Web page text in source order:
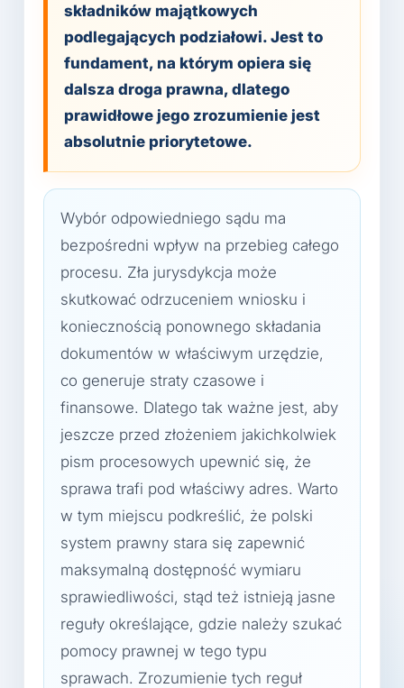
składników majątkowych
podlegających podziałowi. Jest to
fundament, na którym opiera się
dalsza droga prawna, dlatego
prawidłowe jego zrozumienie jest
absolutnie priorytetowe.
Wybór odpowiedniego sądu ma
bezpośredni wpływ na przebieg całego
procesu. Zła jurysdykcja może
skutkować odrzuceniem wniosku i
koniecznością ponownego składania
dokumentów w właściwym urzędzie,
co generuje straty czasowe i
finansowe. Dlatego tak ważne jest, aby
jeszcze przed złożeniem jakichkolwiek
pism procesowych upewnić się, że
sprawa trafi pod właściwy adres. Warto
w tym miejscu podkreślić, że polski
system prawny stara się zapewnić
maksymalną dostępność wymiaru
sprawiedliwości, stąd też istnieją jasne
reguły określające, gdzie należy szukać
pomocy prawnej w tego typu
sprawach. Zrozumienie tych reguł